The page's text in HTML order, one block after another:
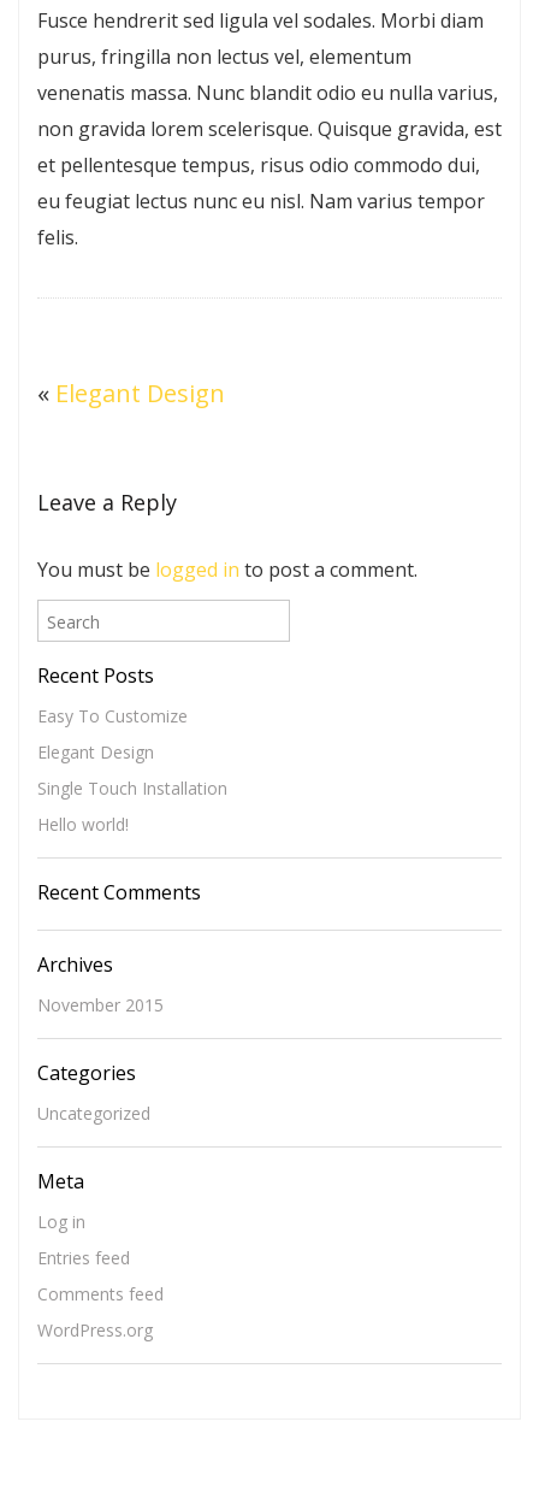
Fusce hendrerit sed ligula vel sodales. Morbi diam
purus, fringilla non lectus vel, elementum
venenatis massa. Nunc blandit odio eu nulla varius,
non gravida lorem scelerisque. Quisque gravida, est
et pellentesque tempus, risus odio commodo dui,
eu feugiat lectus nunc eu nisl. Nam varius tempor
felis.
« Elegant Design
Leave a Reply
You must be logged in to post a comment.
Recent Posts
Easy To Customize
Elegant Design
Single Touch Installation
Hello world!
Recent Comments
Archives
November 2015
Categories
Uncategorized
Meta
Log in
Entries feed
Comments feed
WordPress.org